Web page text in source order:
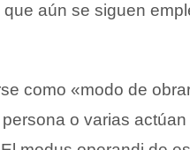
aún se siguen
como «modo de
o varias